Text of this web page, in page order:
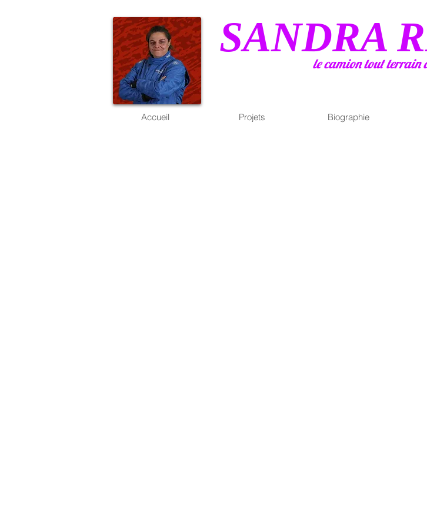
le camion tout terrain
SANDRA
Accueil Projets Biographie